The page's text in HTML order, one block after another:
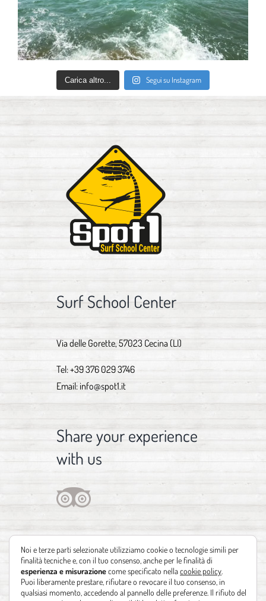
Carica altro... Segui su Instagram
Surf School Center
Via delle Gorette, 57023 Cecina (LI)
Tel:+39 376 029 3746
Email: info@spot1.it
Share your experience
with us
Noi e terze parti selezionate utilizziamo cookie o tecnologie simili per
finalità tecniche e, con il tuo consenso, anche per le finalità di
esperienza e misurazionecome specificato nellacookie policy
Puoi liberamente prestare, rifiutare o revocare il tuo consenso, in
qualsiasi momento, accedendo al pannello delle preferenze. Il rifiuto del